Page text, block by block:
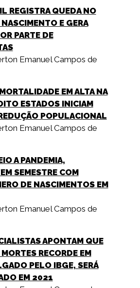
REGISTRA QUEDA NO
E GERA
PARTE DE
Emanuel Campos de
EM ALTA NA
ESTADOS INICIAM
POPULACIONAL
Emanuel Campos de
A PANDEMIA,
SEMESTRE COM
DE NASCIMENTOS EM
Emanuel Campos de
APONTAM QUE
RECORDE EM
PELO IBGE, SERÁ
EM 2021